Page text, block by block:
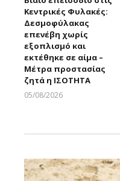
Κεντρικές Φυλακές:
Δεσμοφύλακας
επενέβη χωρίς
εξοπλισμό και
εκτέθηκε σε αίμα –
Μέτρα προστασίας
ζητά η ΙΣΟΤΗΤΑ
05/08/2026